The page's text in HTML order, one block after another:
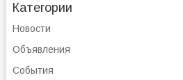
Категории
Новости
Объявления
События